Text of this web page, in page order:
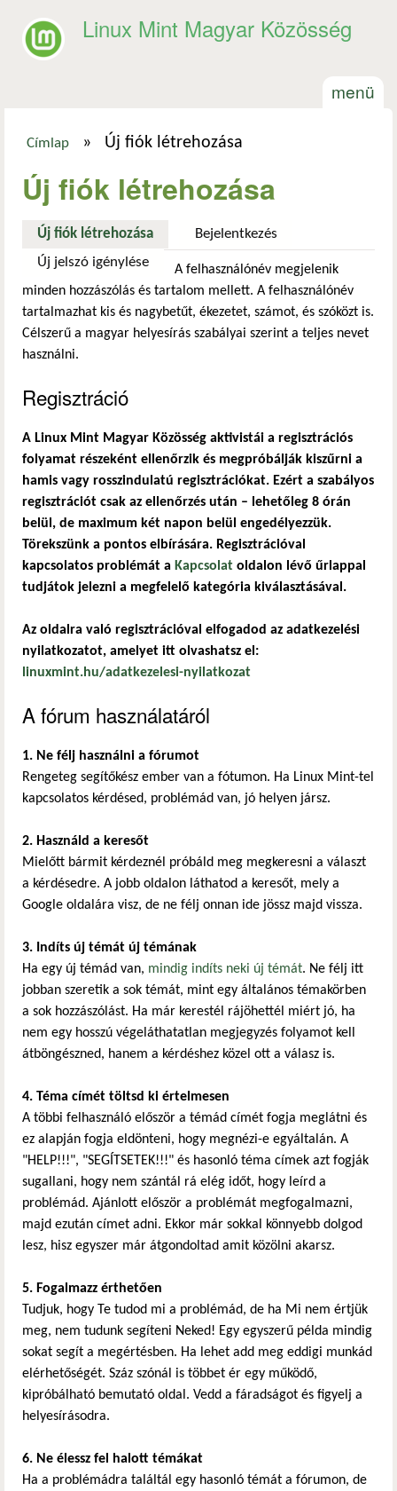
Linux Mint Magyar Közösség
menü
Jelenlegi hely
Címlap » Új fiók létrehozása
Új fiók létrehozása
Új fiók létrehozása (aktív fül)Bejelentkezés
Új jelszó igénylése
A felhasználónév megjelenik
minden hozzászólás és tartalom mellett. A felhasználónév
tartalmazhat kis és nagybetűt, ékezetet, számot, és szóközt is.
Célszerű a magyar helyesírás szabályai szerint a teljes nevet
használni.
Regisztráció
A Linux Mint Magyar Közösség aktivistái a regisztrációs
folyamat részeként ellenőrzik és megpróbálják kiszűrni a
hamis vagy rosszindulatú regisztrációkat. Ezért a szabályos
regisztrációt csak az ellenőrzés után – lehetőleg 8 órán
belül, de maximum két napon belül engedélyezzük.
Törekszünk a pontos elbírására. Regisztrációval
kapcsolatos problémát a Kapcsolat oldalon lévő űrlappal
tudjátok jelezni a megfelelő kategória kiválasztásával.
Az oldalra való regisztrációval elfogadod az adatkezelési
nyilatkozatot, amelyet itt olvashatsz el:
linuxmint.hu/adatkezelesi-nyilatkozat
A fórum használatáról
1. Ne félj használni a fórumot
Rengeteg segítőkész ember van a fótumon. Ha Linux Mint-tel
kapcsolatos kérdésed, problémád van, jó helyen jársz.
2. Használd a keresőt
Mielőtt bármit kérdeznél próbáld meg megkeresni a választ
a kérdésedre. A jobb oldalon láthatod a keresőt, mely a
Google oldalára visz, de ne félj onnan ide jössz majd vissza.
3. Indíts új témát új témának
Ha egy új témád van, mindig indíts neki új témát. Ne félj itt
jobban szeretik a sok témát, mint egy általános témakörben
a sok hozzászólást. Ha már kerestél rájöhettél miért jó, ha
nem egy hosszú végeláthatatlan megjegyzés folyamot kell
átböngészned, hanem a kérdéshez közel ott a válasz is.
4. Téma címét töltsd ki értelmesen
A többi felhasználó először a témád címét fogja meglátni és
ez alapján fogja eldönteni, hogy megnézi-e egyáltalán. A
"HELP!!!", "SEGÍTSETEK!!!" és hasonló téma címek azt fogják
sugallani, hogy nem szántál rá elég időt, hogy leírd a
problémád. Ajánlott először a problémát megfogalmazni,
majd ezután címet adni. Ekkor már sokkal könnyebb dolgod
lesz, hisz egyszer már átgondoltad amit közölni akarsz.
5. Fogalmazz érthetően
Tudjuk, hogy Te tudod mi a problémád, de ha Mi nem értjük
meg, nem tudunk segíteni Neked! Egy egyszerű példa mindig
sokat segít a megértésben. Ha lehet add meg eddigi munkád
elérhetőségét. Száz szónál is többet ér egy működő,
kipróbálható bemutató oldal. Vedd a fáradságot és figyelj a
helyesírásodra.
6. Ne élessz fel halott témákat
Ha a problémádra találtál egy hasonló témát a fórumon, de